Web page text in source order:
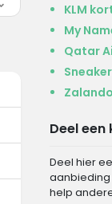
KLM
My
Qatar
Deel
Deel hier
aanbieding
help